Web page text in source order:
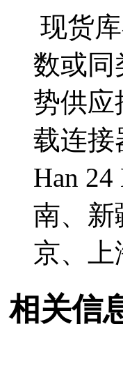
现货
数或同
势供应
载连接
Han
南、新
京、上
相关信